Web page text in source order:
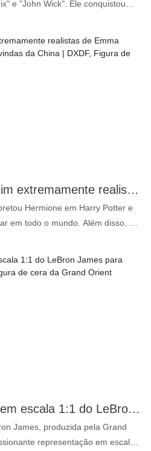
e "John Wick". Ele conquistou
é elogiado por sua versatilidade e
também é conhecido por sua
Keanu Reeves é um ator
Estátuas de manequim extremamente realistas de Emma Watson em A Bela e a Fera, vindas da China | DXDF, Figura de Cera Grand Orient
Hermione em Harry Potter e
em todo o mundo. Além disso, ela
diferenciar esta estátua de
certamente merece uma
agora mesmo!
Figura hiper-realista em escala 1:1 do LeBron James para coleção de museu - DXDF, figura de cera da Grand Orient
James, produzida pela Grand
representação em escala